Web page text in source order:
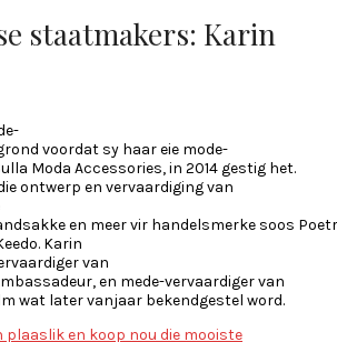
staatmakers: Karin
voordat sy haar eie mode-
Moda Accessories, in 2014 gestig het.
ontwerp en vervaardiging van
en meer vir handelsmerke soos
Karin
van
en mede-vervaardiger van
wat later vanjaar bekendgestel word.
plaaslik en koop nou die mooiste